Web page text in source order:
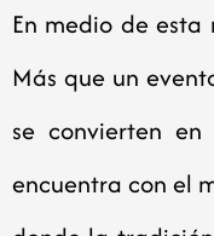
En medio de
Más que un
se convierten
encuentra con el